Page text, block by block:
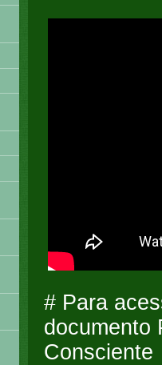
# Para
documento
Consciente